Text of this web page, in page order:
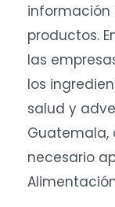
información
productos.
las
los
salud y
Guatemala,
necesario